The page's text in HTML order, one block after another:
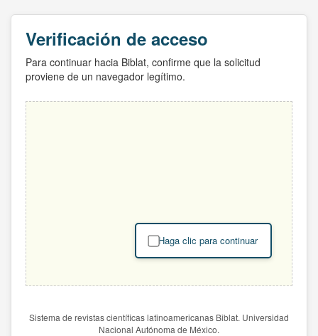
Verificación de acceso
Para continuar hacia Biblat, confirme que la solicitud
proviene de un navegador legítimo.
Haga clic para continuar
Sistema de revistas científicas latinoamericanas Biblat. Universidad
Nacional Autónoma de México.